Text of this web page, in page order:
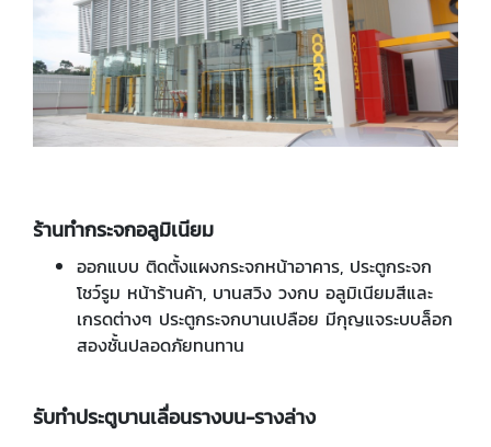
ร้านทำกระจกอลูมิเนียม
ออกแบบ ติดตั้งแผงกระจกหน้าอาคาร, ประตูกระจก
โชว์รูม หน้าร้านค้า, บานสวิง วงกบ อลูมิเนียมสีและ
เกรดต่างๆ ประตูกระจกบานเปลือย มีกุญแจระบบล็อก
สองชั้นปลอดภัยทนทาน
รับทำประตูบานเลื่อนรางบน-รางล่าง